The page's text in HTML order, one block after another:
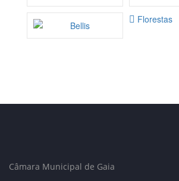
Florestas
Câmara Municipal de Gaia